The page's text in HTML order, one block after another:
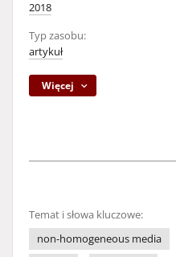
2018
Typ zasobu:
artykuł
Więcej
Temat i słowa kluczowe:
non-homogeneous media